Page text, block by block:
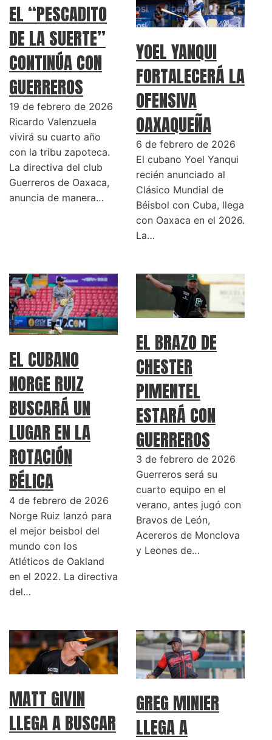
EL “PESCADITO
DE LA SUERTE”
CONTINÚA CON
GUERREROS
19 de febrero de 2026
Ricardo Valenzuela
vivirá su cuarto año
con la tribu zapoteca.
La directiva del club
Guerreros de Oaxaca,
anuncia de manera…
YOEL YANQUI
FORTALECERÁ LA
OFENSIVA
OAXAQUEÑA
6 de febrero de 2026
El cubano Yoel Yanqui
recién anunciado al
Clásico Mundial de
Béisbol con Cuba, llega
con Oaxaca en el 2026.
La…
EL CUBANO
NORGE RUIZ
BUSCARÁ UN
LUGAR EN LA
ROTACIÓN
BÉLICA
4 de febrero de 2026
Norge Ruiz lanzó para
el mejor beisbol del
mundo con los
Atléticos de Oakland
en el 2022. La directiva
del…
EL BRAZO DE
CHESTER
PIMENTEL
ESTARÁ CON
GUERREROS
3 de febrero de 2026
Guerreros será su
cuarto equipo en el
verano, antes jugó con
Bravos de León,
Acereros de Monclova
y Leones de…
MATT GIVIN
LLEGA A BUSCAR
GREG MINIER
LLEGA A